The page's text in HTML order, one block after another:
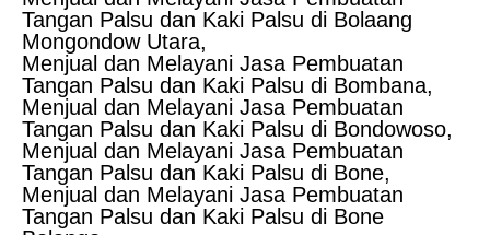
Tangan Palsu dan Kaki Palsu di Bolaang
Mongondow Utara,
Menjual dan Melayani Jasa Pembuatan
Tangan Palsu dan Kaki Palsu di Bombana,
Menjual dan Melayani Jasa Pembuatan
Tangan Palsu dan Kaki Palsu di Bondowoso,
Menjual dan Melayani Jasa Pembuatan
Tangan Palsu dan Kaki Palsu di Bone,
Menjual dan Melayani Jasa Pembuatan
Tangan Palsu dan Kaki Palsu di Bone